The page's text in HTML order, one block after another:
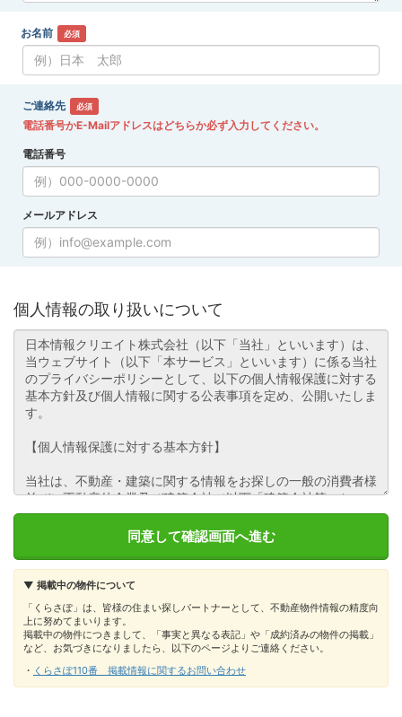
お名前 必須
ご連絡先 必須
電話番号かE-Mailアドレスはどちらか必ず入力してください。
電話番号
メールアドレス
個人情報の取り扱いについて
▼ 掲載中の物件について
「くらさぽ」は、皆様の住まい探しパートナーとして、不動産物件情報の精度向
上に努めてまいります。
掲載中の物件につきまして、「事実と異なる表記」や「成約済みの物件の掲載」
など、お気づきになりましたら、以下のページよりご連絡ください。
・ くらさぽ110番 掲載情報に関するお問い合わせ